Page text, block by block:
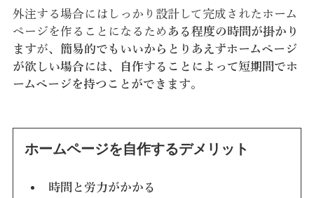
外注する場合にはしっかり設計して完成されたホーム
ページを作ることになるため ある程度の時間が掛かり
ますが、 簡易的でもいいからとりあえずホームページ
が欲しい場合には、自作することによって短期間でホ
ームページを持つことができます。
ホームページを自作するデメリット
時間と労力がかかる